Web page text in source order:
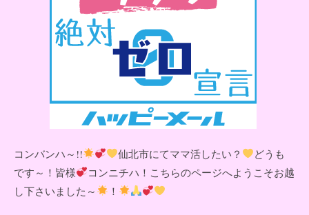
コンバンハ～!! 仙北市にてママ活したい？
どうも
です～！皆様
コンニチハ！こちらのページへようこそお越
し下さいました～
！